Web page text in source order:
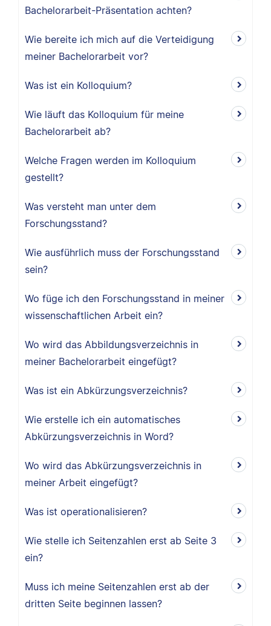
Bachelorarbeit-Präsentation achten?
Wie bereite ich mich auf die Verteidigung
meiner Bachelorarbeit vor?
Was ist ein Kolloquium?
Wie läuft das Kolloquium für meine
Bachelorarbeit ab?
Welche Fragen werden im Kolloquium
gestellt?
Was versteht man unter dem
Forschungsstand?
Wie ausführlich muss der Forschungsstand
sein?
Wo füge ich den Forschungsstand in meiner
wissenschaftlichen Arbeit ein?
Wo wird das Abbildungsverzeichnis in
meiner Bachelorarbeit eingefügt?
Was ist ein Abkürzungsverzeichnis?
Wie erstelle ich ein automatisches
Abkürzungsverzeichnis in Word?
Wo wird das Abkürzungsverzeichnis in
meiner Arbeit eingefügt?
Was ist operationalisieren?
Wie stelle ich Seitenzahlen erst ab Seite 3
ein?
Muss ich meine Seitenzahlen erst ab der
dritten Seite beginnen lassen?